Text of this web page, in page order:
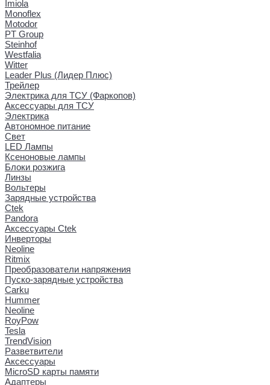
Imiola
Monoflex
Motodor
PT Group
Steinhof
Westfalia
Witter
Leader Plus (Лидер Плюс)
Трейлер
Электрика для ТСУ (Фаркопов)
Аксессуары для ТСУ
Электрика
Автономное питание
Свет
LED Лампы
Ксеноновые лампы
Блоки розжига
Линзы
Вольтеры
Зарядные устройства
Ctek
Pandora
Аксессуары Ctek
Инверторы
Neoline
Ritmix
Преобразователи напряжения
Пуско-зарядные устройства
Carku
Hummer
Neoline
RoyPow
Tesla
TrendVision
Разветвители
Аксессуары
MicroSD карты памяти
Адаптеры